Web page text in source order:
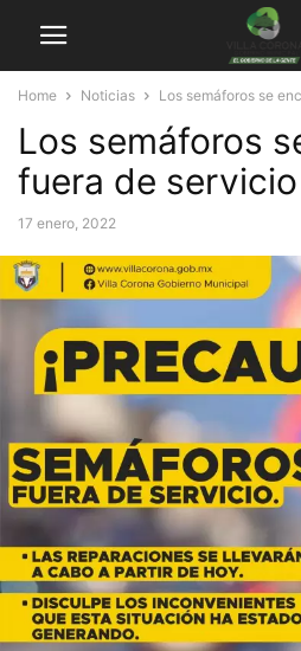
Home Noticias Los semáforos se
Los semáforos
fuera de servicio
17 enero, 2022